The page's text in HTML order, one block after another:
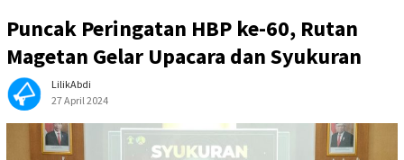
Puncak Peringatan HBP ke-60, Rutan
Magetan Gelar Upacara dan Syukuran
LilikAbdi
27 April 2024